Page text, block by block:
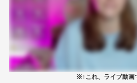
※↑これ、ライブ動画